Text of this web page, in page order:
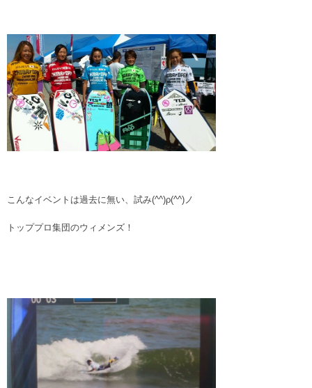
こんなイベントは過去に無い、試み(^^)ρ(^^)ノ
トッププロ集団のウィメンズ！